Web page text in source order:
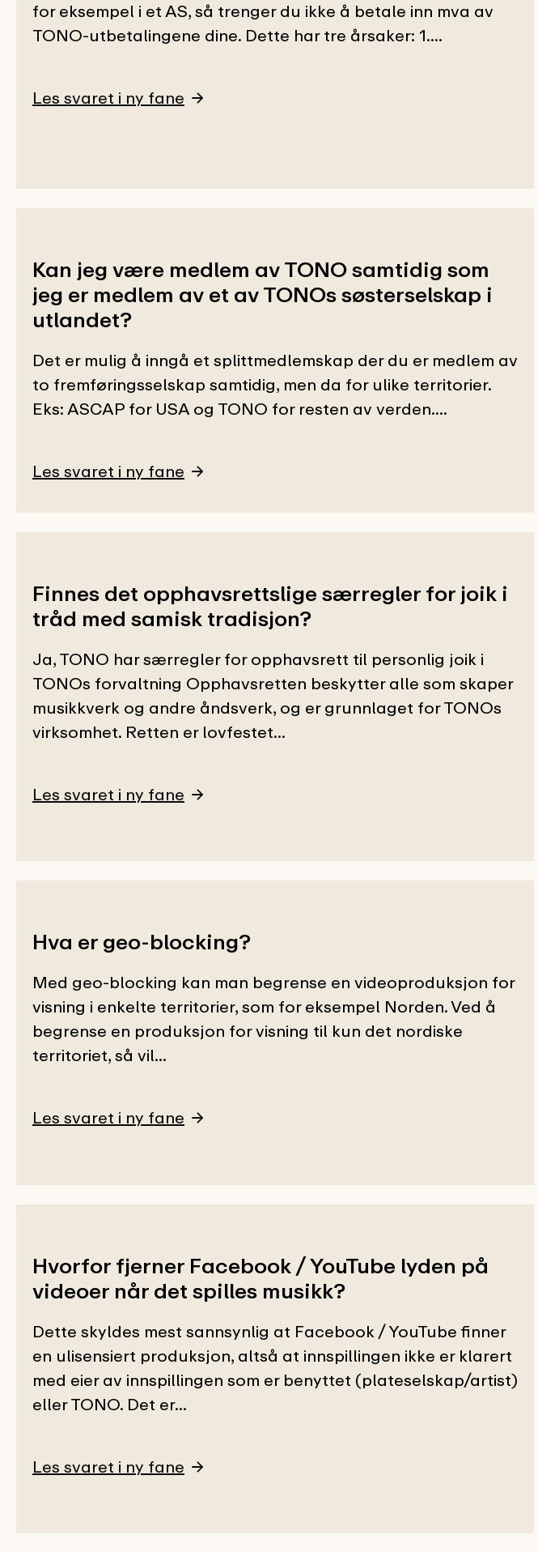
for eksempel i et AS, så trenger du ikke å betale inn mva av
TONO-utbetalingene dine. Dette har tre årsaker: 1....
Les svaret i ny fane
Kan jeg være medlem av TONO samtidig som
jeg er medlem av et av TONOs søsterselskap i
utlandet?
Det er mulig å inngå et splittmedlemskap der du er medlem av
to fremføringsselskap samtidig, men da for ulike territorier.
Eks: ASCAP for USA og TONO for resten av verden....
Les svaret i ny fane
Finnes det opphavsrettslige særregler for joik i
tråd med samisk tradisjon?
Ja, TONO har særregler for opphavsrett til personlig joik i
TONOs forvaltning Opphavsretten beskytter alle som skaper
musikkverk og andre åndsverk, og er grunnlaget for TONOs
virksomhet. Retten er lovfestet...
Les svaret i ny fane
Hva er geo-blocking?
Med geo-blocking kan man begrense en videoproduksjon for
visning i enkelte territorier, som for eksempel Norden. Ved å
begrense en produksjon for visning til kun det nordiske
territoriet, så vil...
Les svaret i ny fane
Hvorfor fjerner Facebook / YouTube lyden på
videoer når det spilles musikk?
Dette skyldes mest sannsynlig at Facebook / YouTube finner
en ulisensiert produksjon, altså at innspillingen ikke er klarert
med eier av innspillingen som er benyttet (plateselskap/artist)
eller TONO. Det er...
Les svaret i ny fane